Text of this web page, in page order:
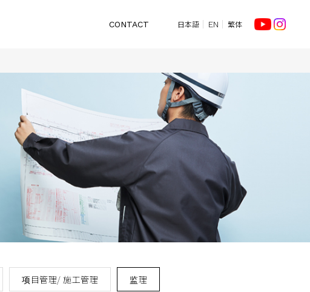
CONTACT 日本語 EN 繁体
项目管理/ 施工管理 监理